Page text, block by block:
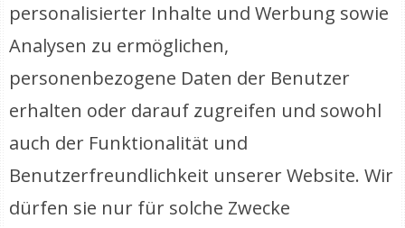
personalisierter Inhalte und Werbung sowie
Analysen zu ermöglichen,
personenbezogene Daten der Benutzer
erhalten oder darauf zugreifen und sowohl
auch der Funktionalität und
Benutzerfreundlichkeit unserer Website. Wir
dürfen sie nur für solche Zwecke